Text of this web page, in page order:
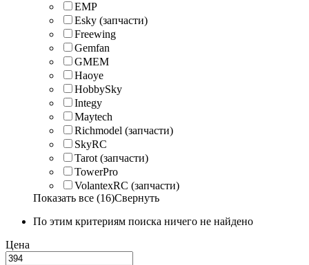
EMP
Esky (запчасти)
Freewing
Gemfan
GMEM
Haoye
HobbySky
Integy
Maytech
Richmodel (запчасти)
SkyRC
Tarot (запчасти)
TowerPro
VolantexRC (запчасти)
Показать все (16)Свернуть
По этим критериям поиска ничего не найдено
Цена